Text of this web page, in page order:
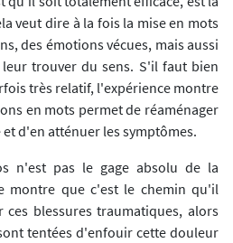
veut dire à la fois la mise en mots
des émotions vécues, mais aussi
trouver du sens. S'il faut bien
très relatif, l'expérience montre
en mots permet de réaménager
d'en atténuer les symptômes.
n'est pas le gage absolu de la
montre que c'est le chemin qu'il
blessures traumatiques, alors
tentées d'enfouir cette douleur